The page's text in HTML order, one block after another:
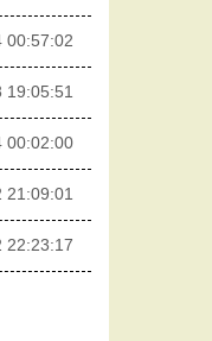
00:57:02
19:05:51
00:02:00
21:09:01
22:23:17